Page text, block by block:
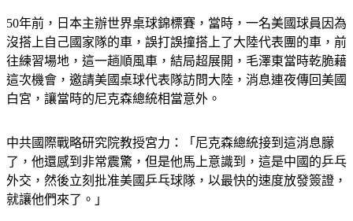
50年前，日本主辦世界桌球錦標賽，當時，一名美國球員因為
沒搭上自己國家隊的車，誤打誤撞搭上了大陸代表團的車，前
往練習場地，這一趟順風車，結局超展開，毛澤東當時乾脆藉
這次機會，邀請美國桌球代表隊訪問大陸，消息連夜傳回美國
中共國際戰略研究院教授宮力：「尼克森總統接到這消息朦
了，他還感到非常震驚，但是他馬上意識到，這是中國的乒乓
外交，然後立刻批准美國乒乓球隊，以最快的速度放發簽證，